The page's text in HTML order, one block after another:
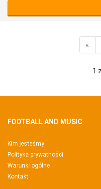
«
1
FOOTBALL AND MUSIC
Kim jesteśmy
Polityka prywatności
Warunki ogólne
Kontakt